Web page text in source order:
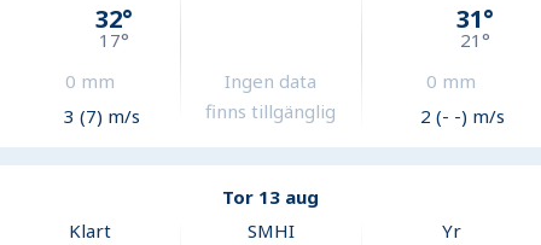
32°
17°
0 mm
3 (7) m/s
Ingen data
finns tillgänglig
31°
21°
0 mm
2 (- -) m/s
Tor 13 aug
Klart
SMHI Yr